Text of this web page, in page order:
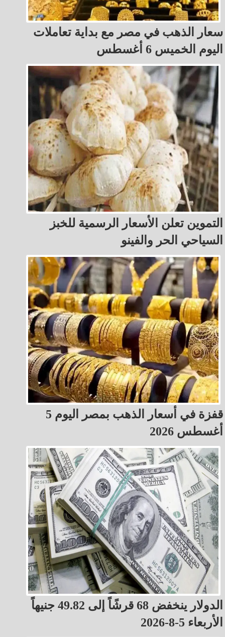
سعار الذهب في مصر مع بداية تعاملات
اليوم الخميس 6 أغسطس
التموين تعلن الأسعار الرسمية للخبز
السياحي الحر والفينو
قفزة في أسعار الذهب بمصر اليوم 5
أغسطس 2026
الدولار ينخفض 68 قرشًاً إلى 49.82 جنيهاً
الأربعاء 5-8-2026